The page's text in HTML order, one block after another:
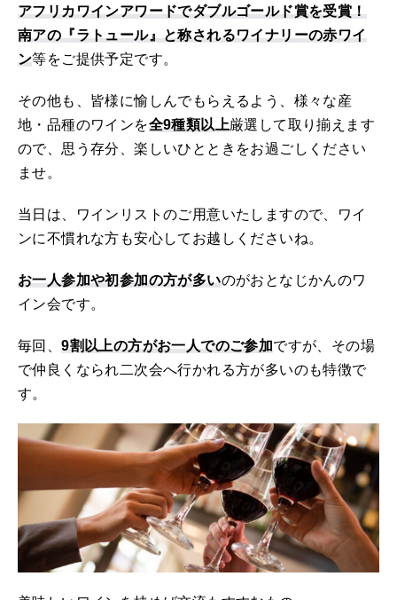
アフリカワインアワードでダブルゴールド賞を受賞！
南アの『ラトュール』と称されるワイナリーの赤ワイ
ン等をご提供予定です。
その他も、皆様に愉しんでもらえるよう、様々な産
地・品種のワインを全9種類以上厳選して取り揃えます
ので、思う存分、楽しいひとときをお過ごしください
ませ。
当日は、ワインリストのご用意いたしますので、ワイ
ンに不慣れな方も安心してお越しくださいね。
お一人参加や初参加の方が多いのがおとなじかんのワ
イン会です。
毎回、9割以上の方がお一人でのご参加ですが、その場
で仲良くなられ二次会へ行かれる方が多いのも特徴で
す。